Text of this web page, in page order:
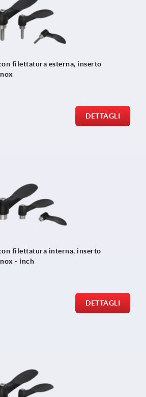
filettatura esterna, inserto
DETTAGLI
filettatura interna, inserto
- inch
DETTAGLI